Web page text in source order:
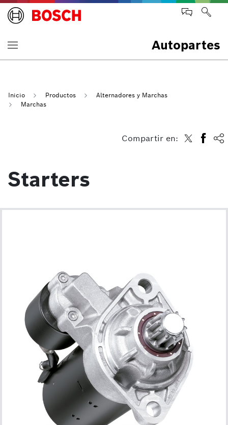
Autopartes
Inicio Productos
Alternadores y Marchas
Marchas
Compartir en:
Starters